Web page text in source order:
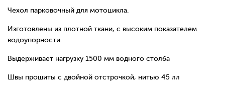
Чехол парковочный для мотоцикла.
Изготовлены из плотной ткани, с высоким показателем
водоупорности.
Выдерживает нагрузку 1500 мм водного столба
Швы прошиты с двойной отстрочкой, нитью 45 лл